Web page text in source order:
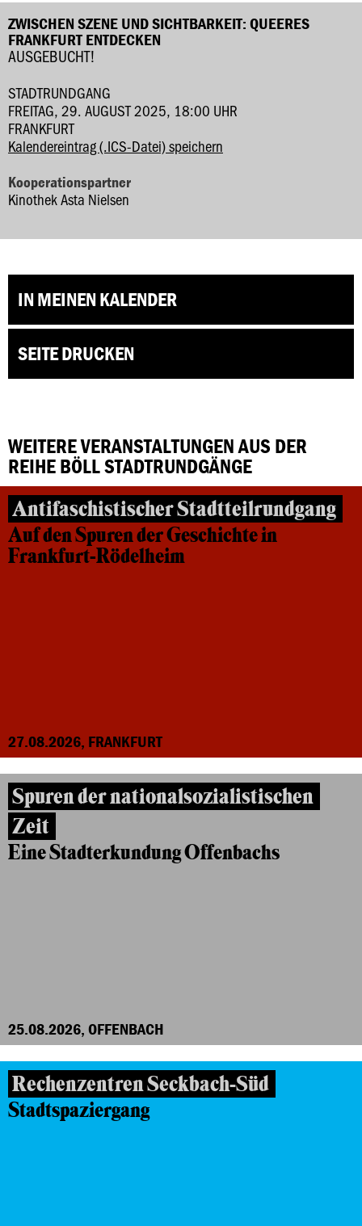
ZWISCHEN SZENE UND SICHTBARKEIT: QUEERES
FRANKFURT ENTDECKEN
AUSGEBUCHT!
STADTRUNDGANG
FREITAG, 29. AUGUST 2025, 18:00 UHR
FRANKFURT
Kalendereintrag (.ICS-Datei) speichern
Kooperationspartner
Kinothek Asta Nielsen
IN MEINEN KALENDER
SEITE DRUCKEN
WEITERE VERANSTALTUNGEN AUS DER
REIHE BÖLL STADTRUNDGÄNGE
Antifaschistischer Stadtteilrundgang
Auf den Spuren der Geschichte in
Frankfurt-Rödelheim
27.08.2026, FRANKFURT
Spuren der nationalsozialistischen
Zeit
Eine Stadterkundung Offenbachs
25.08.2026, OFFENBACH
Rechenzentren Seckbach-Süd
Stadtspaziergang